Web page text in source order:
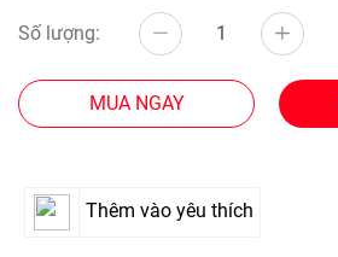
Số lượng:
MUA NGAY
Thêm vào yêu thích